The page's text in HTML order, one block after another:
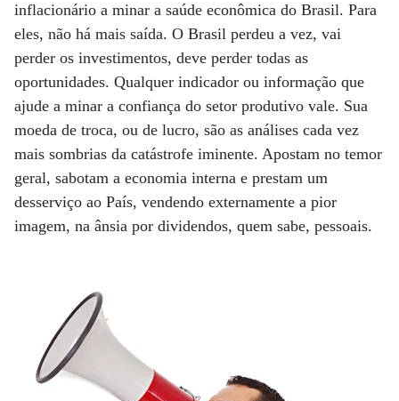
inflacionário a minar a saúde econômica do Brasil. Para
eles, não há mais saída. O Brasil perdeu a vez, vai
perder os investimentos, deve perder todas as
oportunidades. Qualquer indicador ou informação que
ajude a minar a confiança do setor produtivo vale. Sua
moeda de troca, ou de lucro, são as análises cada vez
mais sombrias da catástrofe iminente. Apostam no temor
geral, sabotam a economia interna e prestam um
desserviço ao País, vendendo externamente a pior
imagem, na ânsia por dividendos, quem sabe, pessoais.